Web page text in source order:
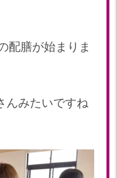
配膳が始まりま
んみたいですね